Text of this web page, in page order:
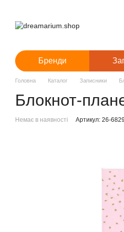
Бренди
Головна Каталог Записники
Блокнот-
Немає в наявності Артикул: 26-